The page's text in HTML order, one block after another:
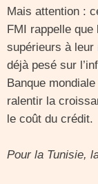
Mais attention :
FMI rappelle
supérieurs à leur
déjà pesé sur
Banque
ralentir la
le coût du crédit.
Pour la Tunisie,